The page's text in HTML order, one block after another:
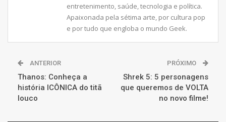
entretenimento, saúde, tecnologia e política.
Apaixonada pela sétima arte, por cultura pop
e por tudo que engloba o mundo Geek.
ANTERIOR
Thanos: Conheça a
história ICÔNICA do titã
louco
PRÓXIMO
Shrek 5: 5 personagens
que queremos de VOLTA
no novo filme!